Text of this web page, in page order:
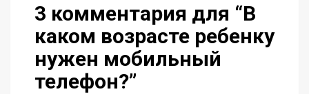
3 комментария для “В
каком возрасте ребенку
нужен мобильный
телефон?”